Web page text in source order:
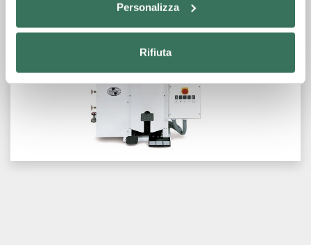
raccogliere informazioni sulla tua posizione
geografica, con un'approssimazione di qualche
Identificare il tuo dispositivo, scansionandolo
attivamente alla ricerca di caratteristiche specifiche
(impronte digitali).
Approfondisci come vengono elaborati i tuoi dati personali
e imposta le tue preferenze nellasezione dettagli
modificare o ritirare il tuo consenso in qualsiasi momento
dalla Dichiarazione sui cookie.
Personalizza
Rifiuta